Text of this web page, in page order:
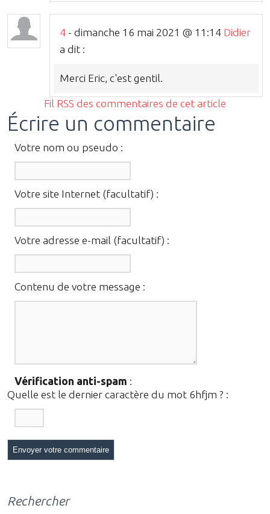
4 - dimanche 16 mai 2021 @ 11:14 Didier
a dit :
Merci Eric, c'est gentil.
Fil RSS des commentaires de cet article
Écrire un commentaire
Votre nom ou pseudo :
Votre site Internet (facultatif) :
Votre adresse e-mail (facultatif) :
Contenu de votre message :
Vérification anti-spam :
Quelle est le dernier caractère du mot 6hfjm ? :
Rechercher